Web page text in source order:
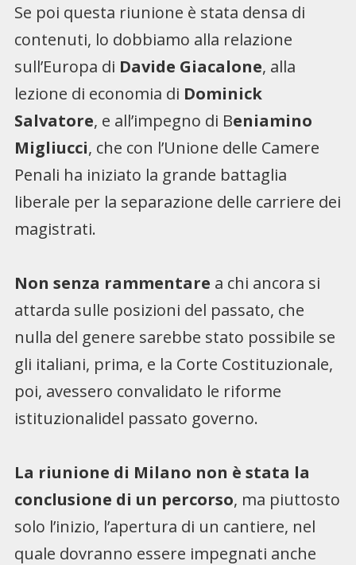
Se poi questa riunione è stata densa di
contenuti, lo dobbiamo alla relazione
sull’Europa di Davide Giacalone, alla
lezione di economia di Dominick
Salvatore, e all’impegno di Beniamino
Migliucci, che con l’Unione delle Camere
Penali ha iniziato la grande battaglia
liberale per la separazione delle carriere dei
magistrati.
Non senza rammentare a chi ancora si
attarda sulle posizioni del passato, che
nulla del genere sarebbe stato possibile se
gli italiani, prima, e la Corte Costituzionale,
poi, avessero convalidato le riforme
istituzionalidel passato governo.
La riunione di Milano non è stata la
conclusione di un percorso, ma piuttosto
solo l’inizio, l’apertura di un cantiere, nel
quale dovranno essere impegnati anche